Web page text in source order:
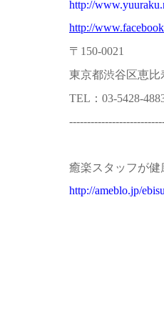
http://
http://
〒 150-0021
東京都渋谷区恵比
TEL ： 03-5428-
癒楽スタッフが
http://ameblo.jp/